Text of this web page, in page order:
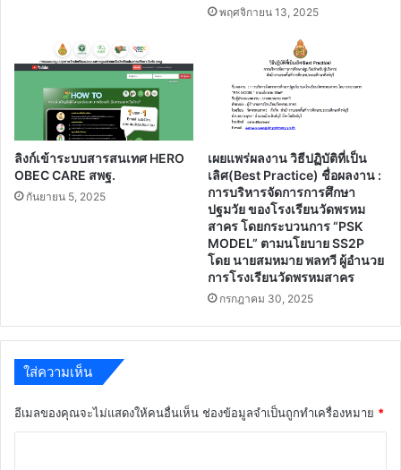
พฤศจิกายน 13, 2025
ลิงก์เข้าระบบสารสนเทศ HERO
OBEC CARE สพฐ.
กันยายน 5, 2025
เผยแพร่ผลงาน วิธีปฏิบัติที่เป็น
เลิศ(Best Practice) ชื่อผลงาน :
การบริหารจัดการการศึกษา
ปฐมวัย ของโรงเรียนวัดพรหม
สาคร โดยกระบวนการ “PSK
MODEL” ตามนโยบาย SS2P
โดย นายสมหมาย พลทวี ผู้อำนวย
การโรงเรียนวัดพรหมสาคร
กรกฎาคม 30, 2025
ใส่ความเห็น
อีเมลของคุณจะไม่แสดงให้คนอื่นเห็น ช่องข้อมูลจำเป็นถูกทำเครื่องหมาย *